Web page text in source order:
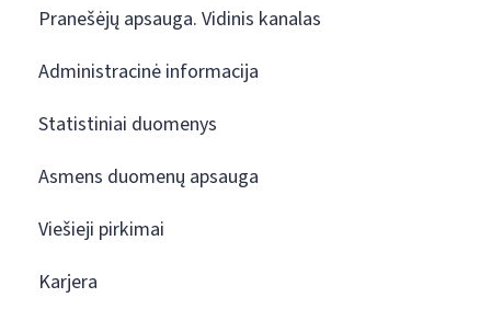
Pranešėjų apsauga. Vidinis kanalas
Administracinė informacija
Statistiniai duomenys
Asmens duomenų apsauga
Viešieji pirkimai
Karjera